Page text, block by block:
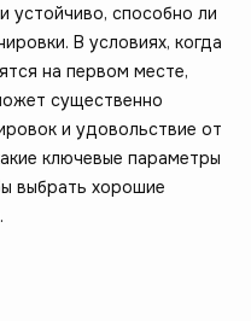
устойчиво, способно ли
В условиях, когда
на первом месте,
существенно
и удовольствие от
ключевые параметры
выбрать хорошие